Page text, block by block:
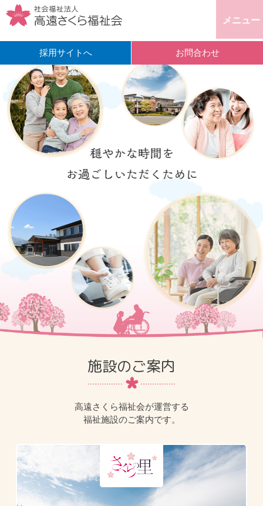
採用サイトへ お問合わせ
メニュー
施設のご案内
高遠さくら福祉会が運営する
福祉施設のご案内です。